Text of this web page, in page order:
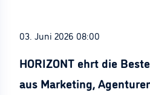
03. Juni 2026 08:00
HORIZONT ehrt die
aus Marketing,